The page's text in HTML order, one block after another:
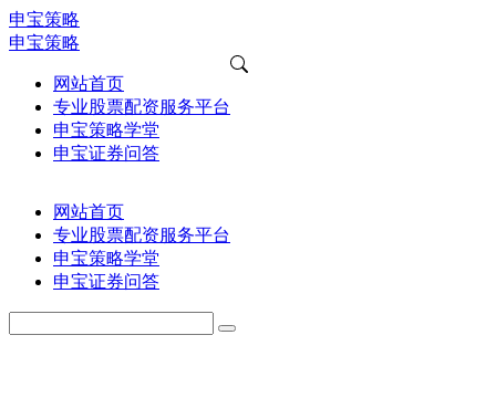
申宝策略
申宝策略
网站首页
专业股票配资服务平台
申宝策略学堂
申宝证券问答
网站首页
专业股票配资服务平台
申宝策略学堂
申宝证券问答